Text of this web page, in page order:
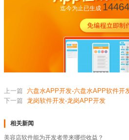
迄今为止已生成
上一篇 六盘水APP开发-六盘水APP软件开
下一篇 龙岗软件开发-龙岗APP开发
相关新闻
美容店软件能为开发者带来哪些收益？